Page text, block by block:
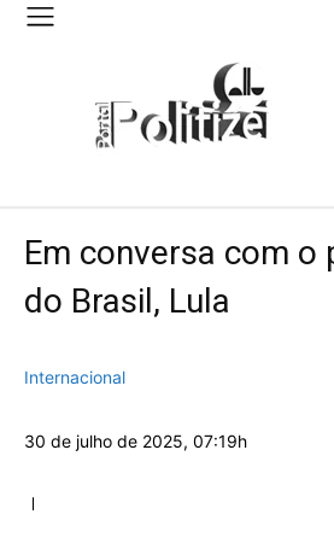
Em conversa com o
do Brasil, Lula
Internacional
30 de julho de 2025, 07:19h